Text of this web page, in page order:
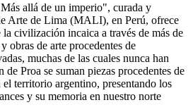
allá de un imperio", curada y
Arte de Lima (MALI), en Perú, ofrece
civilización incaica a través de más de
obras de arte procedentes de
muchas de las cuales nunca han
Proa se suman piezas procedentes de
territorio argentino, presentando los
y su memoria en nuestro norte